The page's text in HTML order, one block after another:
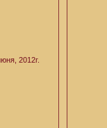
2012г.